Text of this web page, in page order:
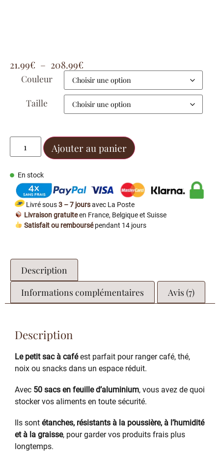
21.99€ – 208.99€
Couleur
Taille
Ajouter au panier
En stock
Livré sous3 – 7 joursavec La Poste
Livraison gratuiteen France, Belgique et Suisse
Satisfait ou remboursépendant 14 jours
Description
Informations complémentaires
Avis (7)
Description
Le petit sac à caféest parfait pour ranger café, thé,
noix ou snacks dans un espace réduit.
Avec 50 sacs en feuille d’aluminium, vous avez de quoi
stocker vos aliments en toute sécurité.
Ils sont étanches, résistants à la poussière, à l’humidité
et à la graisse, pour garder vos produits frais plus
longtemps.